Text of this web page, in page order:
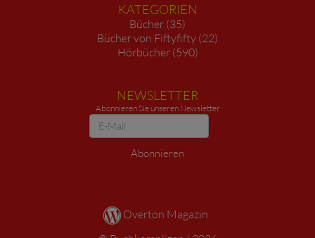
KATEGORIEN
Bücher (35)
Bücher von Fiftyfifty (22)
Hörbücher (590)
NEWSLETTER
Abonnieren Sie unseren Newsletter
Newsletter
Abonnieren
Overton Magazin